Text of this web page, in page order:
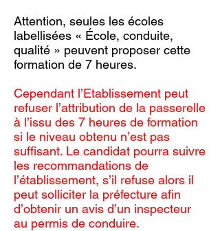
Attention, seules les écoles
labellisées « École, conduite,
qualité » peuvent proposer cette
formation de 7 heures.
Cependant l’Etablissement peut
refuser l’attribution de la passerelle
à l’issu des 7 heures de formation
si le niveau obtenu n’est pas
suffisant. Le candidat pourra suivre
les recommandations de
l’établissement, s’il refuse alors il
peut solliciter la préfecture afin
d’obtenir un avis d’un inspecteur
au permis de conduire.